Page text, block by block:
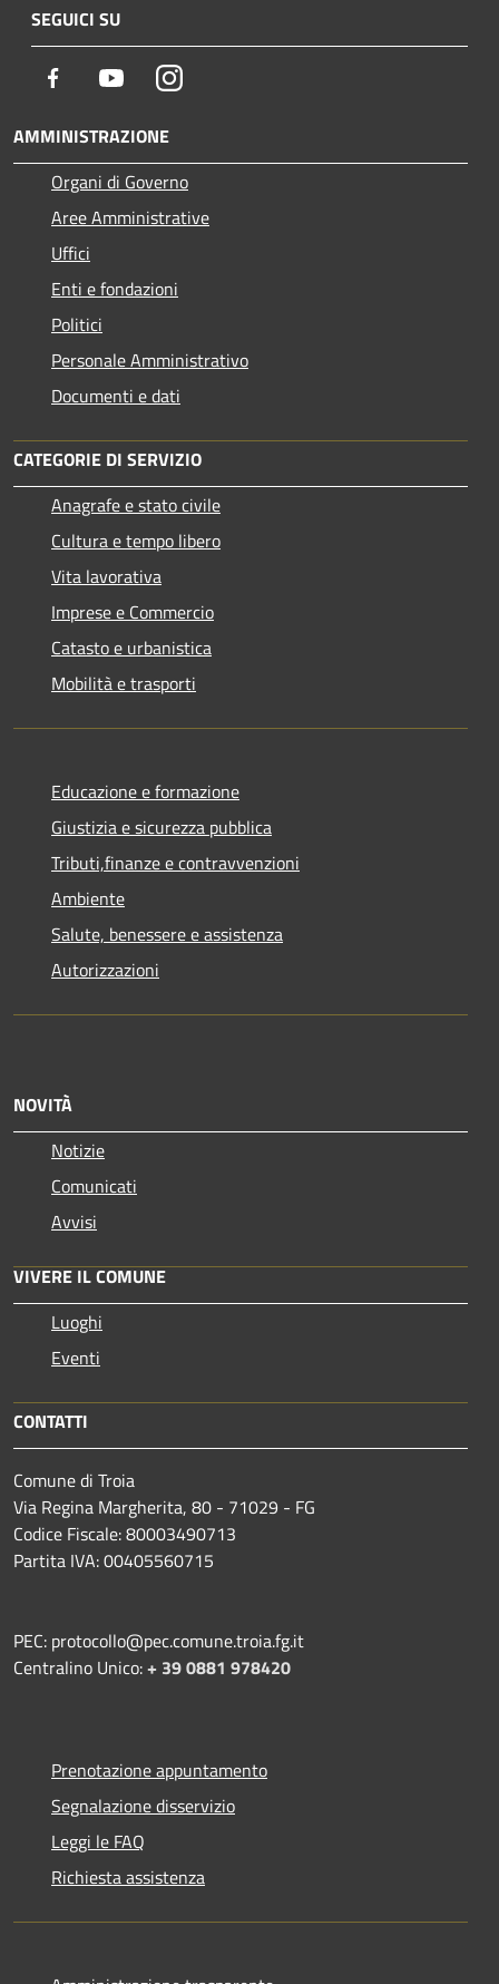
SEGUICI SU
Facebook YoutubeInstagram
AMMINISTRAZIONE
Organi di Governo
Aree Amministrative
Uffici
Enti e fondazioni
Politici
Personale Amministrativo
Documenti e dati
CATEGORIE DI SERVIZIO
Anagrafe e stato civile
Cultura e tempo libero
Vita lavorativa
Imprese e Commercio
Catasto e urbanistica
Mobilità e trasporti
Educazione e formazione
Giustizia e sicurezza pubblica
Tributi,finanze e contravvenzioni
Ambiente
Salute, benessere e assistenza
Autorizzazioni
NOVITÀ
Notizie
Comunicati
Avvisi
VIVERE IL COMUNE
Luoghi
Eventi
CONTATTI
Comune di Troia
Via Regina Margherita, 80 - 71029 - FG
Codice Fiscale: 80003490713
Partita IVA: 00405560715
PEC: protocollo@pec.comune.troia.fg.it
Centralino Unico:+ 39 0881 978420
Prenotazione appuntamento
Segnalazione disservizio
Leggi le FAQ
Richiesta assistenza